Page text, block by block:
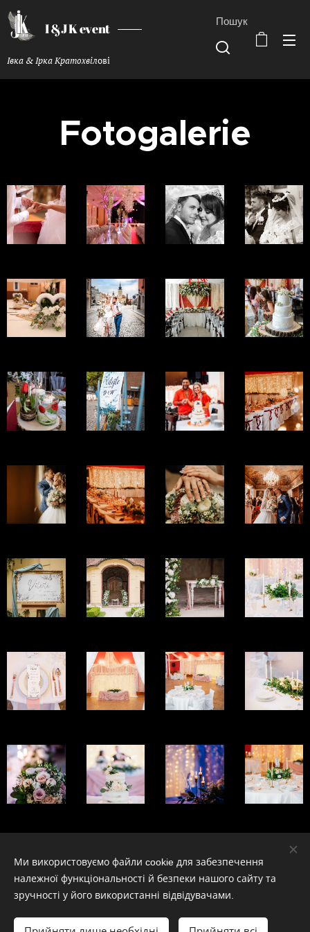
I &J K event
Івка & Ірка Кратохвілові
Пошук
Fotogalerie
Obrázky poskytl
Файли cookie
Мови
Ми використовуємо файли cookie для забезпечення
належної функціональності й безпеки нашого сайту та
зручності у його використанні відвідувачами.